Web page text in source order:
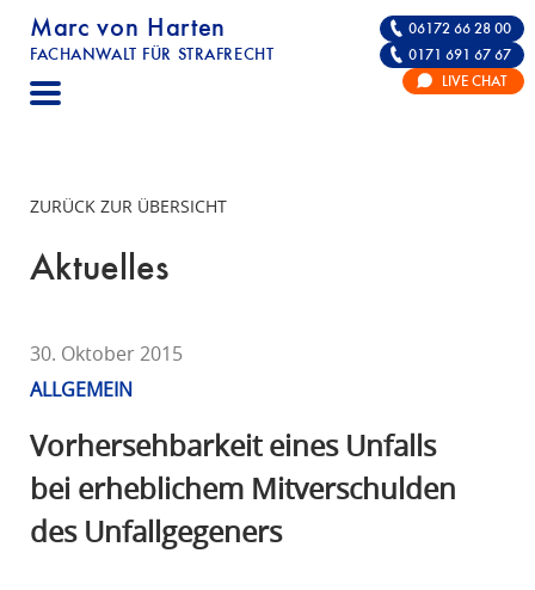
Marc von Harten
FACHANWALT FÜR STRAFRECHT
STRAFRECHT | RECHTSANWALT FÜR DIE
06172 66 28 00
0171 691 67 67
LIVE CHAT
ZURÜCK ZUR ÜBERSICHT
Aktuelles
30. Oktober 2015
ALLGEMEIN
Vorhersehbarkeit eines Unfalls
bei erheblichem Mitverschulden
des Unfallgegeners